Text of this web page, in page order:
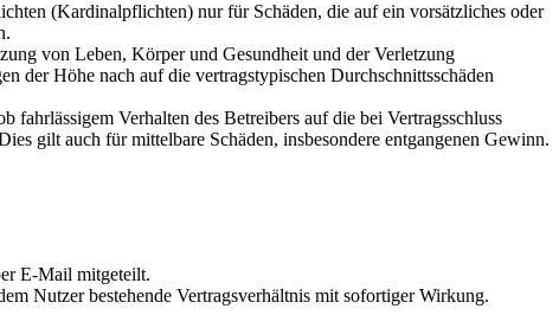
(Kardinalpflichten) nur für Schäden, die auf ein vorsätzliches oder
von Leben, Körper und Gesundheit und der Verletzung
der Höhe nach auf die vertragstypischen Durchschnittsschäden
Verhalten des Betreibers auf die bei Vertragsschluss
gilt auch für mittelbare Schäden, insbesondere entgangenen Gewinn.
E-Mail mitgeteilt.
Nutzer bestehende Vertragsverhältnis mit sofortiger Wirkung.